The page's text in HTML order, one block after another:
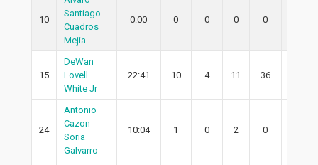
10
Santiago
Cuadros
Mejia
0:00 0 0 0 0
15
DeWan
Lovell
White Jr
22:41 10 4 11 36
24
Antonio
Cazon
Soria
Galvarro
10:04 1 0 2 0